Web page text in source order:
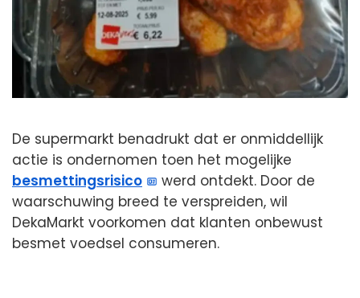
De supermarkt benadrukt dat er onmiddellijk
actie is ondernomen toen het mogelijke
besmettingsrisico
werd ontdekt. Door de
waarschuwing breed te verspreiden, wil
DekaMarkt voorkomen dat klanten onbewust
besmet voedsel consumeren.